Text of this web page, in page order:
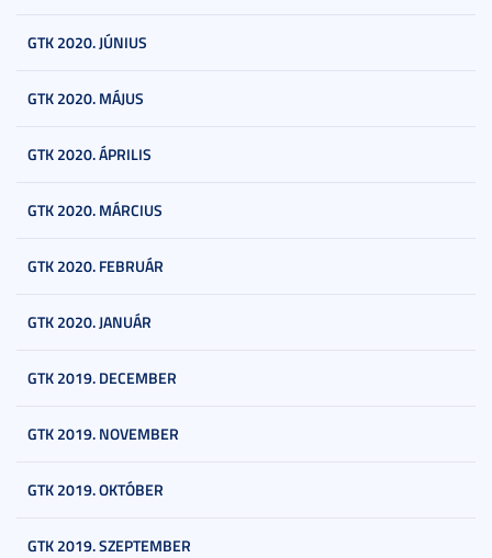
GTK 2020. JÚNIUS
GTK 2020. MÁJUS
GTK 2020. ÁPRILIS
GTK 2020. MÁRCIUS
GTK 2020. FEBRUÁR
GTK 2020. JANUÁR
GTK 2019. DECEMBER
GTK 2019. NOVEMBER
GTK 2019. OKTÓBER
GTK 2019. SZEPTEMBER